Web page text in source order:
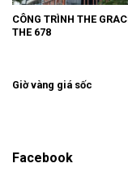
CÔNG TRÌNH THE
THE 678
Giờ vàng giá sốc
Facebook